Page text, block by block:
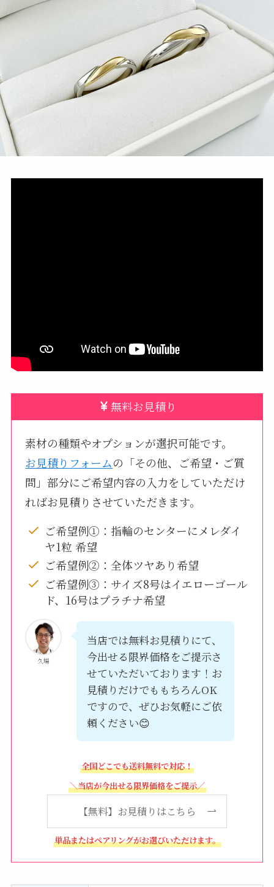
無料お見積り
素材の種類やオプションが選択可能です。
お見積りフォームの「その他、ご希望・ご質
問」部分にご希望内容の入力をしていただけ
ればお見積りさせていただきます。
ご希望例①：指輪のセンターにメレダイ
ヤ1粒 希望
ご希望例②：全体ツヤあり希望
ご希望例③：サイズ8号はイエローゴール
ド、16号はプラチナ希望
久場
当店では無料お見積りにて、
今出せる限界価格をご提示さ
せていただいております！お
見積りだけでももちろんOK
ですので、ぜひお気軽にご依
頼ください😊
全国どこでも送料無料で対応！
＼当店が今出せる限界価格をご提示／
【無料】お見積りはこちら
単品またはペアリングがお選びいただけます。